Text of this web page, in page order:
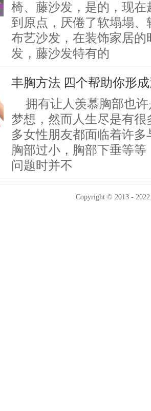
椅、藤沙发，是的，现
到原点，厌倦了软塌塌
布艺沙发，在装饰家居的
发，藤沙发特有的
丰胸方法 四个帮助你形
拥有让人羡慕胸部也
梦想，然而人生尽是有
多女性朋友都面临着许
胸部过小，胸部下垂等
问题时并不
Copyright © 2013 -